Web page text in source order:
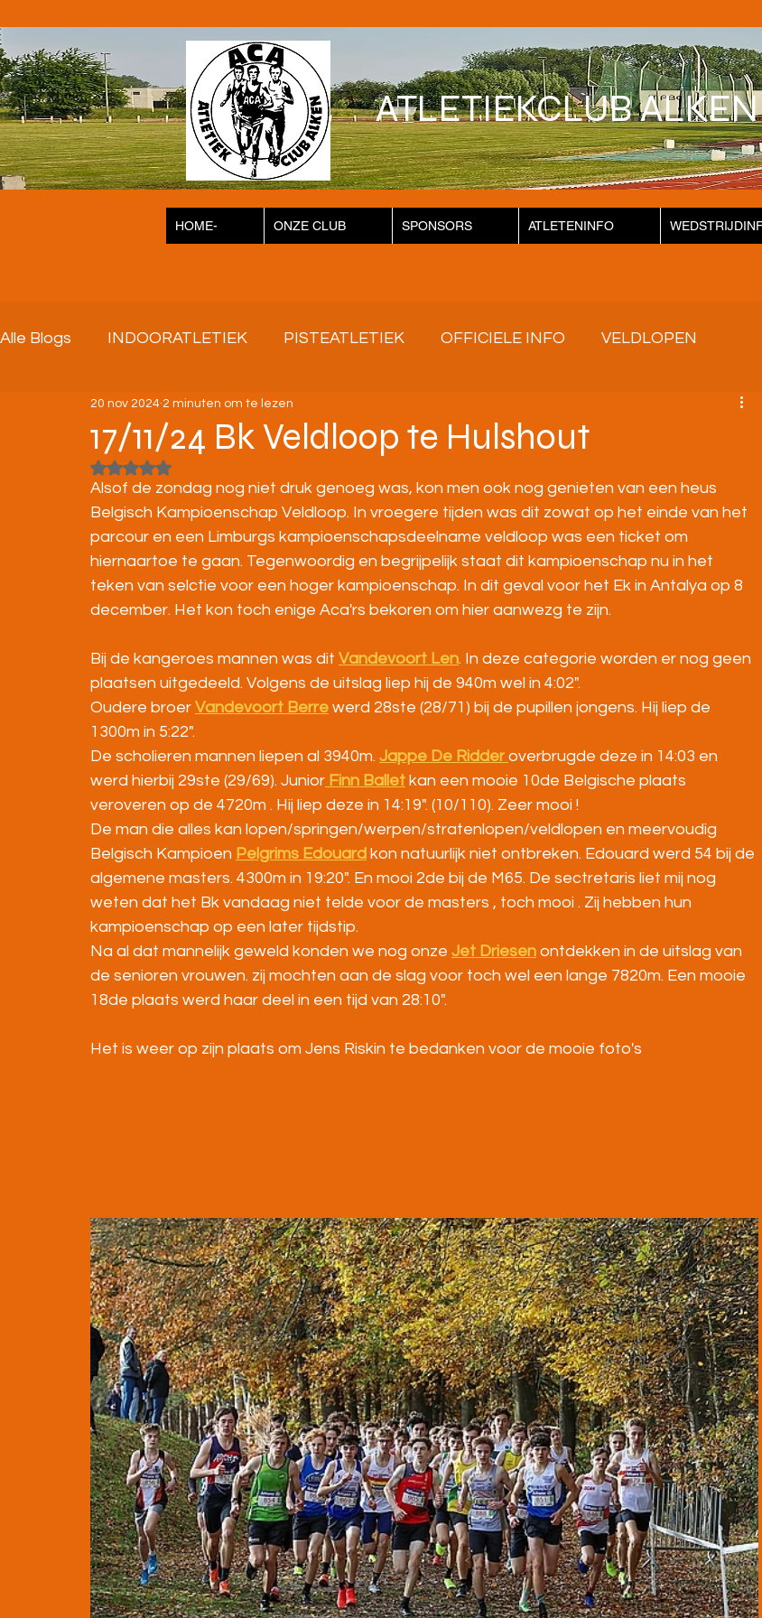
ATLETIEKCLUB ALKEN
HOME- ONZE CLUB SPONSORS ATLETENINFO
Alle Blogs INDOORATLETIEK PISTEATLETIEK OFFICIELE INFO VELDLOPEN
STRATENLOPEN JEUGD/ONDERBOUW
KAMPIOENSCHAPPEN
17/11/24 Bk Veldloop te Hulshout
20 nov 2024 2 minuten om te lezen
Beoordeeld met NaN uit 5 sterren.
Alsof de zondag nog niet druk genoeg was, kon men ook nog genieten van een heus
Belgisch Kampioenschap Veldloop. In vroegere tijden was dit zowat op het einde van het
parcour en een Limburgs kampioenschapsdeelname veldloop was een ticket om
hiernaartoe te gaan. Tegenwoordig en begrijpelijk staat dit kampioenschap nu in het
teken van selctie voor een hoger kampioenschap. In dit geval voor het Ek in Antalya op 8
december. Het kon toch enige Aca'rs bekoren om hier aanwezg te zijn.
Bij de kangeroes mannen was dit Vandevoort Len. In deze categorie worden er nog geen
plaatsen uitgedeeld. Volgens de uitslag liep hij de 940m wel in 4:02".
Oudere broer Vandevoort Berre werd 28ste (28/71) bij de pupillen jongens. Hij liep de
1300m in 5:22".
De scholieren mannen liepen al 3940m. Jappe De Ridder overbrugde deze in 14:03 en
werd hierbij 29ste (29/69). Junior Finn Ballet kan een mooie 10de Belgische plaats
veroveren op de 4720m . Hij liep deze in 14:19". (10/110). Zeer mooi !
De man die alles kan lopen/springen/werpen/stratenlopen/veldlopen en meervoudig
Belgisch Kampioen Pelgrims Edouard kon natuurlijk niet ontbreken. Edouard werd 54 bij de
algemene masters. 4300m in 19:20". En mooi 2de bij de M65. De sectretaris liet mij nog
weten dat het Bk vandaag niet telde voor de masters , toch mooi . Zij hebben hun
kampioenschap op een later tijdstip.
Na al dat mannelijk geweld konden we nog onze Jet Driesen ontdekken in de uitslag van
de senioren vrouwen. zij mochten aan de slag voor toch wel een lange 7820m. Een mooie
18de plaats werd haar deel in een tijd van 28:10".
Het is weer op zijn plaats om Jens Riskin te bedanken voor de mooie foto's